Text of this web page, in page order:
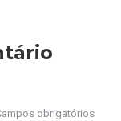
obrigatórios